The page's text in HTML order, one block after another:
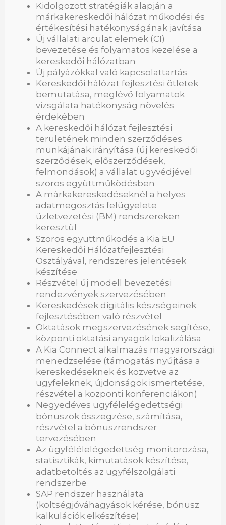
Kidolgozott stratégiák alapján a
márkakereskedői hálózat működési és
értékesítési hatékonyságának javítása
Új vállalati arculat elemek (CI)
bevezetése és folyamatos kezelése a
kereskedői hálózatban
Új pályázókkal való kapcsolattartás
Kereskedői hálózat fejlesztési ötletek
bemutatása, meglévő folyamatok
vizsgálata hatékonyság növelés
érdekében
A kereskedői hálózat fejlesztési
területének minden szerződéses
munkájának irányítása (új kereskedői
szerződések, előszerződések,
felmondások) a vállalat ügyvédjével
szoros együttműködésben
A márkakereskedéseknél a helyes
adatmegosztás felügyelete
üzletvezetési (BM) rendszereken
keresztül
Szoros együttműködés a Kia EU
Kereskedői Hálózatfejlesztési
Osztályával, rendszeres jelentések
készítése
Részvétel új modell bevezetési
rendezvények szervezésében
Kereskedések digitális készségeinek
fejlesztésében való részvétel
Oktatások megszervezésének segítése,
központi oktatási anyagok lokalizálása
A Kia Connect alkalmazás magyarországi
menedzselése (támogatás nyújtása a
kereskedéseknek és közvetve az
ügyfeleknek, újdonságok ismertetése,
részvétel a központi konferenciákon)
Negyedéves ügyfélelégedettségi
bónuszok összegzése, számítása,
részvétel a bónuszrendszer
tervezésében
Az ügyfélélelégedettség monitorozása,
statisztikák, kimutatások készítése,
adatbetöltés az ügyfélszolgálati
rendszerbe
SAP rendszer használata
(költségjóváhagyások kérése, bónusz
kalkulációk elkészítése)